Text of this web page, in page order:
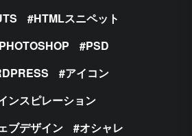
HTMLスニペット
PHOTOSHOP
PSD
アイコン
ンスピレーション
ブデザイン
オシャレ